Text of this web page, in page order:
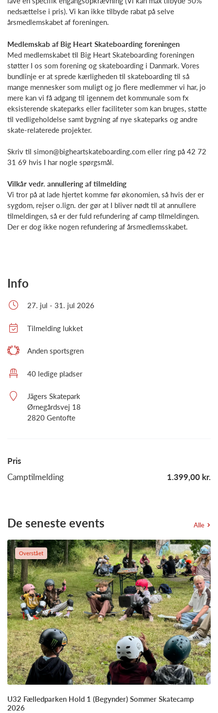
nedsættelse i pris). Vi kan ikke tilbyde rabat på selve
årsmedlemskabet af foreningen.
Medlemskab af Big Heart Skateboarding foreningen
Med medlemskabet til Big Heart Skateboarding foreningen
støtter I os som forening og skateboarding i Danmark. Vores
bundlinje er at sprede kærligheden til skateboarding til så
mange mennesker som muligt og jo flere medlemmer vi har, jo
mere kan vi få adgang til igennem det kommunale som fx
eksisterende skateparks eller faciliteter som kan bruges, støtte
til vedligeholdelse samt bygning af nye skateparks og andre
skate-relaterede projekter.
Skriv til simon@bigheartskateboarding.com eller ring på 42 72
31 69 hvis I har nogle spørgsmål.
Vilkår vedr. annullering af tilmelding
Vi tror på at lade hjertet komme før økonomien, så hvis der er
sygdom, rejser o.lign. der gør at I bliver nødt til at annullere
tilmeldingen, så er der fuld refundering af camp tilmeldingen.
Der er dog ikke nogen refundering af årsmedlemsskabet.
Info
27. jul - 31. jul 2026
Tilmelding lukket
Anden sportsgren
40 ledige pladser
Jägers Skatepark
Ørnegårdsvej 18
2820 Gentofte
Pris
Camptilmelding
1.399,00 kr.
De seneste events Alle
Overstået
U32 Fælledparken Hold 1 (Begynder) Sommer Skatecamp
2026